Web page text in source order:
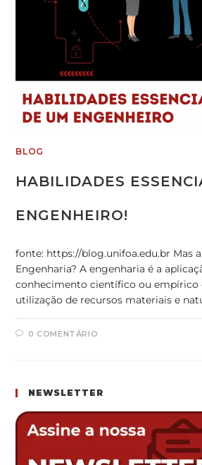
BLOG
HABILIDADES
ENGENHEIRO!
fonte: https://blog.unifoa.edu.br Mas
Engenharia? A engenharia é a
conhecimento científico ou empírico
utilização de recursos materiais e
0 COMENTÁRIO
NEWSLETTER